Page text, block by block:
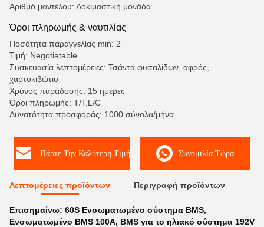
Αριθμό μοντέλου: Δοκιμαστική μονάδα
Όροι πληρωμής & ναυτιλίας
Ποσότητα παραγγελίας min: 2
Τιμή: Negotiatable
Συσκευασία λεπτομέρειες: Τσάντα φυσαλίδων, αφρός,
χαρτοκιβώτιο
Χρόνος παράδοσης: 15 ημέρες
Όροι πληρωμής: T/T,L/C
Δυνατότητα προσφοράς: 1000 σύνολα/μήνα
Πάρτε Την Καλύτερη Τιμή Συνομιλία Τώρα
Λεπτομέρειες προϊόντων Περιγραφή προϊόντων
Επισημαίνω: 60S Ενσωματωμένο σύστημα BMS,
Ενσωματωμένο BMS 100A, BMS για το ηλιακό σύστημα 192V